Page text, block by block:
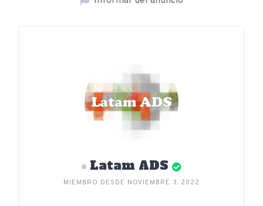
Latam ADS
MIEMBRO DESDE NOVIEMBRE 3, 2022